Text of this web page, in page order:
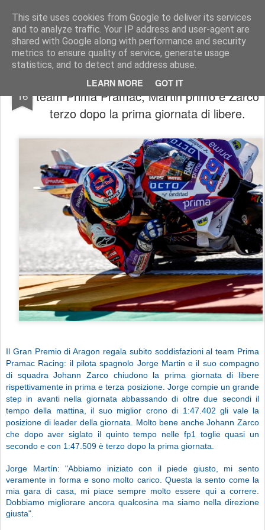
This site uses cookies from Google to deliver its services
and to analyze traffic. Your IP address and user-agent are
shared with Google along with performance and security
metrics to ensure quality of service, generate usage
statistics, and to detect and address abuse.
LEARN MORE GOT IT
AutoMotoCorse. Motorsport Random News 280912
16
MotoGP/ Aragon GP, inizio bomba per il
team Prima Pramac, Martin primo e Zarco
terzo dopo la prima giornata di libere.
Il Gran Premio di Aragon regala subito soddisfazioni al team Prima
Pramac Racing: il pilota spagnolo Jorge Martin e il suo compagno
di squadra Johann Zarco chiudono la prima giornata di libere
rispettivamente in prima e terza posizione. Jorge compie un grande
step in avanti nella giornata abbassando di oltre due secondi il
tempo della mattina, il suo miglior crono di 1:47.402 gli vale la
posizione di leader della giornata. Molto bene anche Johann Zarco
che dopo aver siglato il quinto tempo nelle fp1 toglie quasi un
secondo e con 1:47.509 è terzo dopo la prima giornata.
Jorge Martín: "Abbiamo iniziato con il piede giusto, mi sento
veramente in forma e sono molto carico. Questa la sento come la
mia gara di casa, mi piace sempre molto essere qui a correre.
Dobbiamo migliorare ancora qualcosina ma siamo nella direzione
giusta".